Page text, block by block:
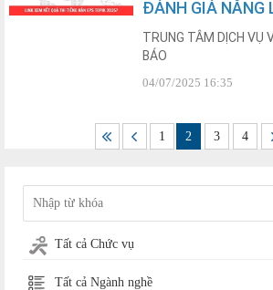
ĐÁNH GIÁ NĂNG
TRUNG TÂM DỊCH VỤ
BÁO
04/07/2025 16:35
1 2 3 4
Tất cả Chức vụ
Tất cả Ngành nghề